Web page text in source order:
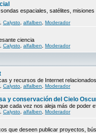
espaciales, satélites,
Calysto alfalben Moderador
ciencia
Calysto alfalben Moderador
y recursos de Internet
Calysto alfalben Moderador
y conservación del Cielo
cada vez nos aleja más de poder
Calysto alfalben Moderador
que deseen publicar proyectos,